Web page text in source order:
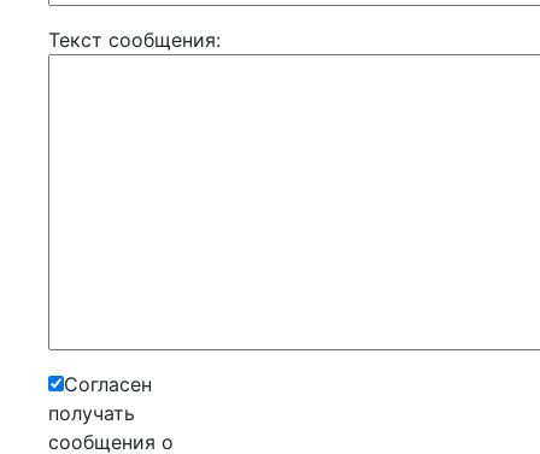
Текст сообщения:
Согласен
получать
сообщения о